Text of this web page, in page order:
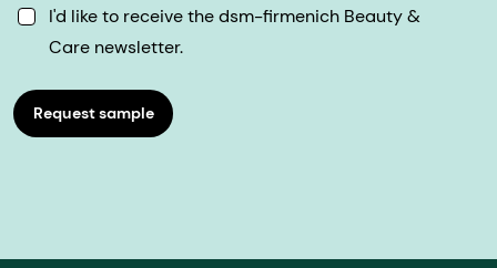
I'd like to receive the dsm-firmenich Beauty &
Care newsletter.
Request sample